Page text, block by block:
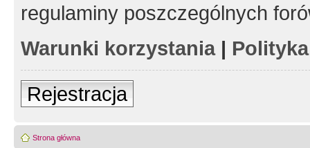
regulaminy poszczególnych
Warunki korzystania|
Rejestracja
Strona główna